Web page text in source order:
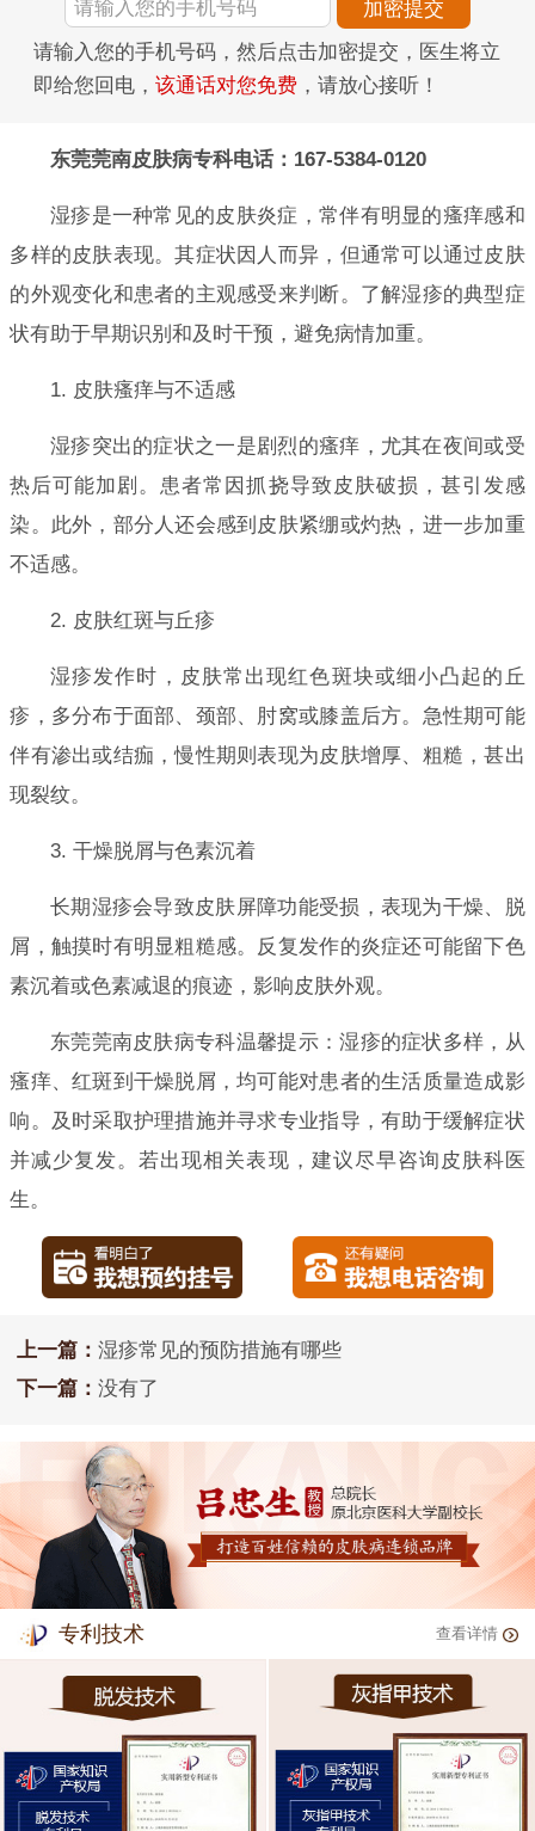
请输入您的手机号码，然后点击加密提交，医生将立
即给您回电， 该通话对您免费 ，请放心接听！
东莞莞南皮肤病专科电话：167-5384-0120
湿疹是一种常见的皮肤炎症，常伴有明显的瘙痒感和
多样的皮肤表现。其症状因人而异，但通常可以通过皮肤
的外观变化和患者的主观感受来判断。了解湿疹的典型症
状有助于早期识别和及时干预，避免病情加重。
1. 皮肤瘙痒与不适感
湿疹突出的症状之一是剧烈的瘙痒，尤其在夜间或受
热后可能加剧。患者常因抓挠导致皮肤破损，甚引发感
染。此外，部分人还会感到皮肤紧绷或灼热，进一步加重
不适感。
2. 皮肤红斑与丘疹
湿疹发作时，皮肤常出现红色斑块或细小凸起的丘
疹，多分布于面部、颈部、肘窝或膝盖后方。急性期可能
伴有渗出或结痂，慢性期则表现为皮肤增厚、粗糙，甚出
现裂纹。
3. 干燥脱屑与色素沉着
长期湿疹会导致皮肤屏障功能受损，表现为干燥、脱
屑，触摸时有明显粗糙感。反复发作的炎症还可能留下色
素沉着或色素减退的痕迹，影响皮肤外观。
东莞莞南皮肤病专科温馨提示：湿疹的症状多样，从
瘙痒、红斑到干燥脱屑，均可能对患者的生活质量造成影
响。及时采取护理措施并寻求专业指导，有助于缓解症状
并减少复发。若出现相关表现，建议尽早咨询皮肤科医
生。
上一篇： 湿疹常见的预防措施有哪些
下一篇： 没有了
专利技术 查看详情